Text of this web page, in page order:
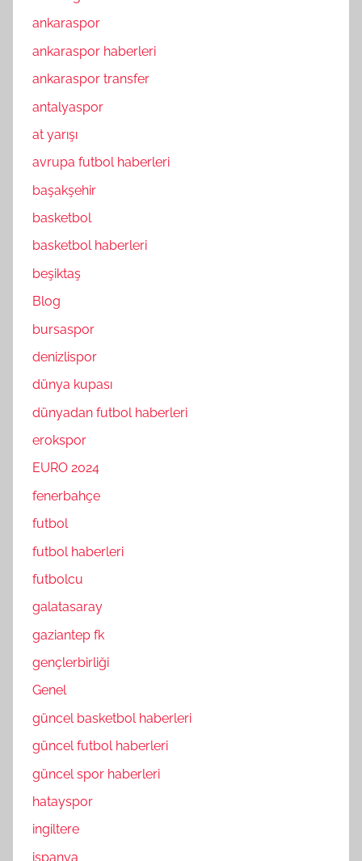
ankaraspor
ankaraspor haberleri
ankaraspor transfer
antalyaspor
at yarışı
avrupa futbol haberleri
başakşehir
basketbol
basketbol haberleri
beşiktaş
Blog
bursaspor
denizlispor
dünya kupası
dünyadan futbol haberleri
erokspor
EURO 2024
fenerbahçe
futbol
futbol haberleri
futbolcu
galatasaray
gaziantep fk
gençlerbirliği
Genel
güncel basketbol haberleri
güncel futbol haberleri
güncel spor haberleri
hatayspor
ingiltere
ispanya